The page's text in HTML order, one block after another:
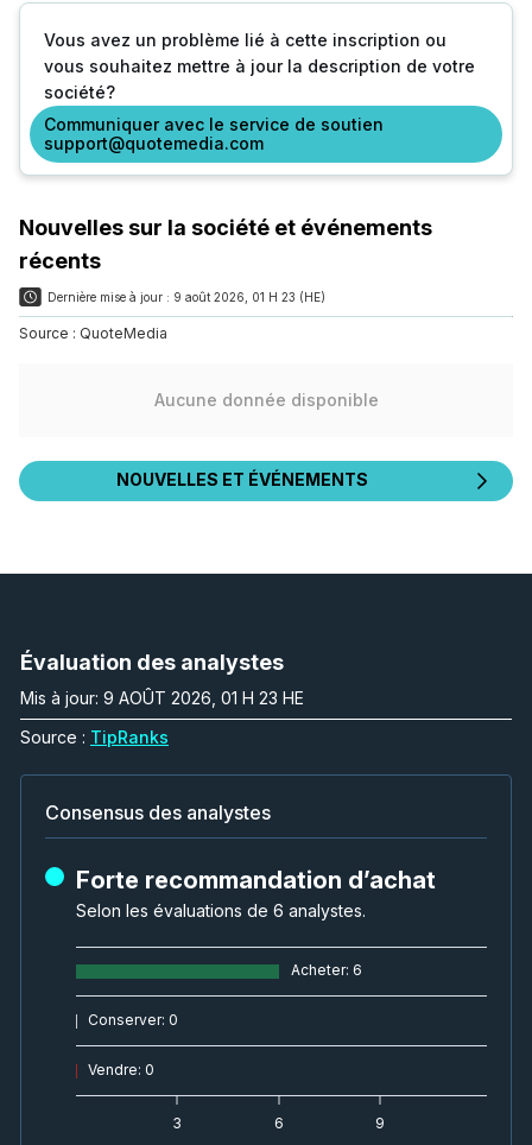
Vous avez un problème lié à cette inscription ou
vous souhaitez mettre à jour la description de votre
société?
Communiquer avec le service de soutien
support@quotemedia.com
Nouvelles sur la société et événements
récents
Dernière mise à jour : 9 août 2026, 01 H 23 (HE)
Source : QuoteMedia
Aucune donnée disponible
NOUVELLES ET ÉVÉNEMENTS
Évaluation des analystes
Mis à jour: 9 AOÛT 2026, 01 H 23 HE
Source : TipRanks
Consensus des analystes
Forte recommandation d’achat
Selon les évaluations de 6 analystes.
Acheter: 6
Conserver: 0
Vendre: 0
3 6 9